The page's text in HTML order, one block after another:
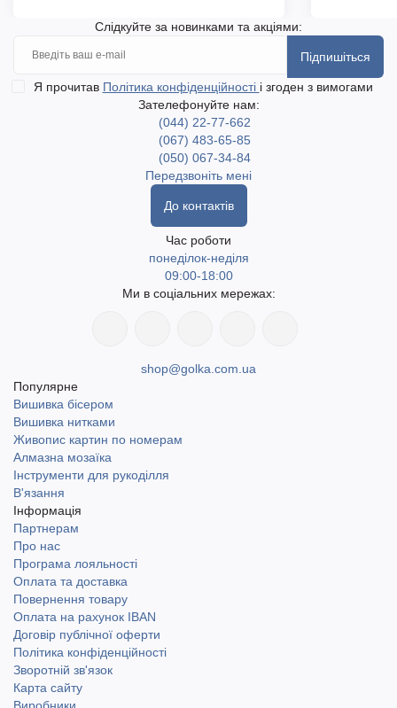
Слідкуйте за новинками та акціями:
Підпишіться
Я прочитав Політика конфіденційності і згоден з вимогами
Зателефонуйте нам:
(044) 22-77-662
(067) 483-65-85
(050) 067-34-84
Передзвоніть мені
До контактів
Час роботи
понеділок-неділя
09:00-18:00
Ми в соціальних мережах:
shop@golka.com.ua
Популярне
Вишивка бісером
Вишивка нитками
Живопис картин по номерам
Алмазна мозаїка
Інструменти для рукоділля
В'язання
Інформація
Партнерам
Про нас
Програма лояльності
Оплата та доставка
Повернення товару
Оплата на рахунок IBAN
Договір публічної оферти
Політика конфіденційності
Зворотній зв'язок
Карта сайту